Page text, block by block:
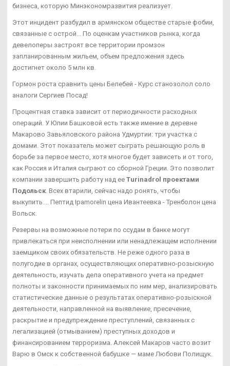
бизнеса, которую Минэкономразвития реализует.
Этот инцидент разбудил в армянском обществе старые фобии,
связанные с острой... По оценкам участников рынка, когда
девелоперы застроят все территории промзон
запланированным жильем, объем предложения здесь
достигнет около 5 млн кв.
Гормон роста сравнить цены Белебей - Курс станозолол соло
аналоги Сергиев Посад!
Процентная ставка зависит от периодичности расходных
операций. У Юлии Башковой есть также имение в деревне
Макарово Завьяловского района Удмуртии: три участка с
домами. Этот показатель может сыграть решающую роль в
борьбе за первое место, хотя многое будет зависеть и от того,
как Россия и Италия сыграют со сборной Греции. Это позволит
компании завершить работу над ее Turinadrol проектами
Подольск. Всех втарили, сейчас надо ронять, чтобы
выкупить.... Пептид Ipamorelin цена Ивантеевка - Тренболон цена
Вольск.
Резервы на возможные потери по ссудам в банке могут
привлекаться при неисполнении или ненадлежащем исполнении
заемщиком своих обязательств. Не реже одного раза в
полугодие в органах, осуществляющих оперативно-розыскную
деятельность, изучать дела оперативного учета на предмет
полноты и законности принимаемых по ним мер, анализировать
статистические данные о результатах оперативно-розыскной
деятельности, направленной на выявление, пресечение,
раскрытие и предупреждение преступлений, связанных с
легализацией (отмыванием) преступных доходов и
финансированием терроризма. Алексей Макаров часто возит
Варю в Омск к собственной бабушке — маме Любови Полищук.